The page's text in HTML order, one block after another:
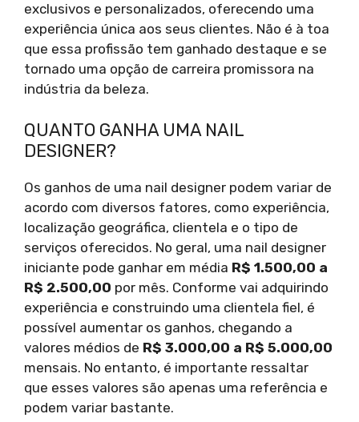
exclusivos e personalizados, oferecendo uma
experiência única aos seus clientes. Não é à toa
que essa profissão tem ganhado destaque e se
tornado uma opção de carreira promissora na
indústria da beleza.
QUANTO GANHA UMA NAIL
DESIGNER?
Os ganhos de uma nail designer podem variar de
acordo com diversos fatores, como experiência,
localização geográfica, clientela e o tipo de
serviços oferecidos. No geral, uma nail designer
iniciante pode ganhar em média R$ 1.500,00 a
R$ 2.500,00 por mês. Conforme vai adquirindo
experiência e construindo uma clientela fiel, é
possível aumentar os ganhos, chegando a
valores médios de R$ 3.000,00 a R$ 5.000,00
mensais. No entanto, é importante ressaltar
que esses valores são apenas uma referência e
podem variar bastante.